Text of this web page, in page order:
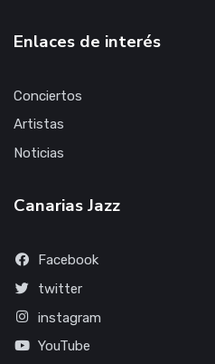
Enlaces de interés
Conciertos
Artistas
Noticias
Canarias Jazz
Facebook
twitter
instagram
YouTube